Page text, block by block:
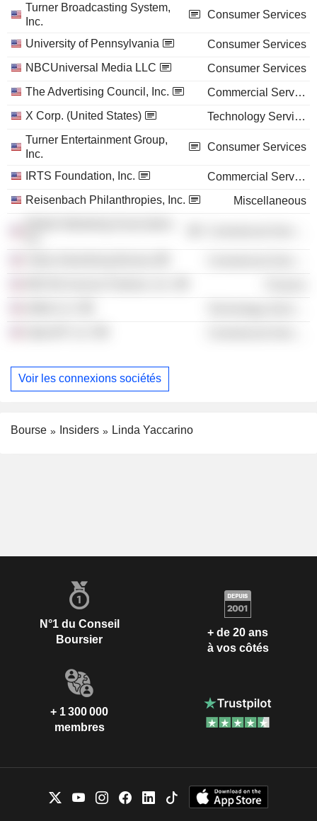
Turner Broadcasting System,
Inc.
Consumer Services
University of Pennsylvania
Consumer Services
NBCUniversal Media LLC
Consumer Services
The Advertising Council, Inc.
Commercial Services
X Corp. (United States)
Technology Services
Turner Entertainment Group,
Inc.
Consumer Services
IRTS Foundation, Inc.
Commercial Services
Reisenbach Philanthropies, Inc.
Miscellaneous
Voir les connexions sociétés
Bourse Insiders Linda Yaccarino
N°1 du Conseil
Boursier
+ de 20 ans
à vos côtés
+ 1 300 000
membres